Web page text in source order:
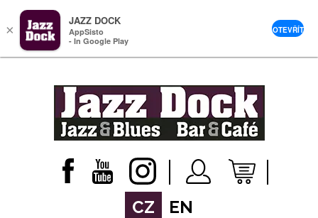
CZ EN
×
JAZZ DOCK
AppSisto
- In Google Play
OTEVŘÍT